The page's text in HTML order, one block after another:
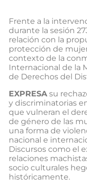
Frente a la
durante la sesión
relación con la
protección de
contexto de la
Internacional de la
de Derechos del
EXPRESAsu
y discriminatorias
que vulneran el
de género de las
una forma de
nacional e
Discursos como el
relaciones
socio culturales
históricamente.